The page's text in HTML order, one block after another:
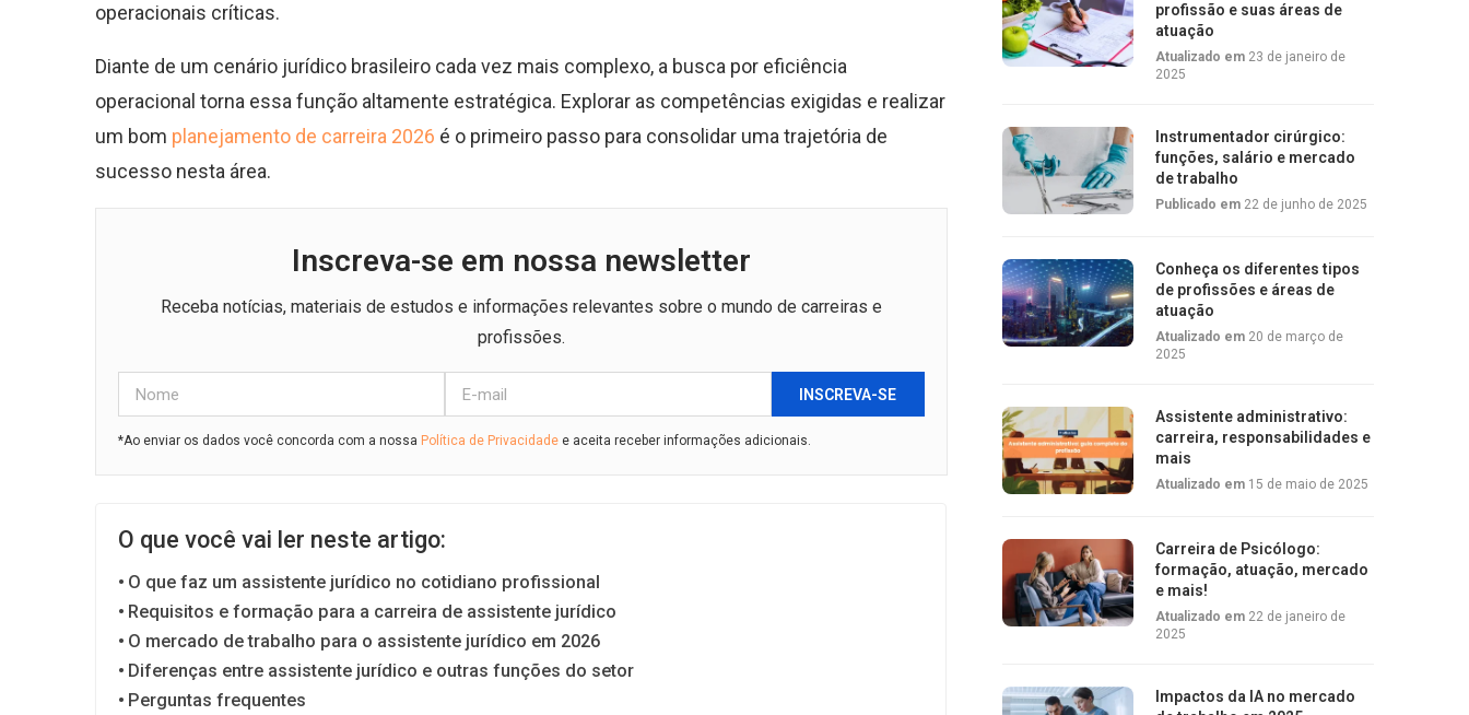
operacionais críticas.
Diante de um cenário jurídico brasileiro cada vez mais complexo, a busca por eficiência
operacional torna essa função altamente estratégica. Explorar as competências exigidas e realizar
um bom planejamento de carreira 2026 é o primeiro passo para consolidar uma trajetória de
sucesso nesta área.
Inscreva-se em nossa newsletter
Receba notícias, materiais de estudos e informações relevantes sobre o mundo de carreiras e
profissões.
INSCREVA-SE
*Ao enviar os dados você concorda com a nossa Política de Privacidade e aceita receber informações adicionais.
O que você vai ler neste artigo:
O que faz um assistente jurídico no cotidiano profissional
Requisitos e formação para a carreira de assistente jurídico
O mercado de trabalho para o assistente jurídico em 2026
Diferenças entre assistente jurídico e outras funções do setor
Perguntas frequentes
profissão e suas áreas de
atuação
Atualizado em 23 de janeiro de
2025
Instrumentador cirúrgico:
funções, salário e mercado
de trabalho
Publicado em 22 de junho de 2025
Conheça os diferentes tipos
de profissões e áreas de
atuação
Atualizado em 20 de março de
2025
Assistente administrativo:
carreira, responsabilidades e
mais
Atualizado em 15 de maio de 2025
Carreira de Psicólogo:
formação, atuação, mercado
e mais!
Atualizado em 22 de janeiro de
2025
Impactos da IA no mercado